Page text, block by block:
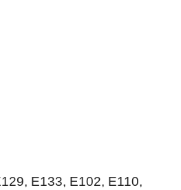
E133, E102, E110,